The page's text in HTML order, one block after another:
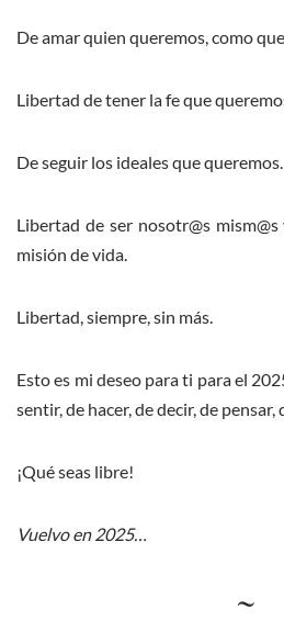
De amar quien queremos, como
Libertad de tener la fe que
De seguir los ideales que queremos.
Libertad de ser nosotr@s
misión de vida.
Libertad, siempre, sin más.
Esto es mi deseo para ti para el
sentir, de hacer, de decir, de pensar,
¡Qué seas libre!
Vuelvo en 2025…
~